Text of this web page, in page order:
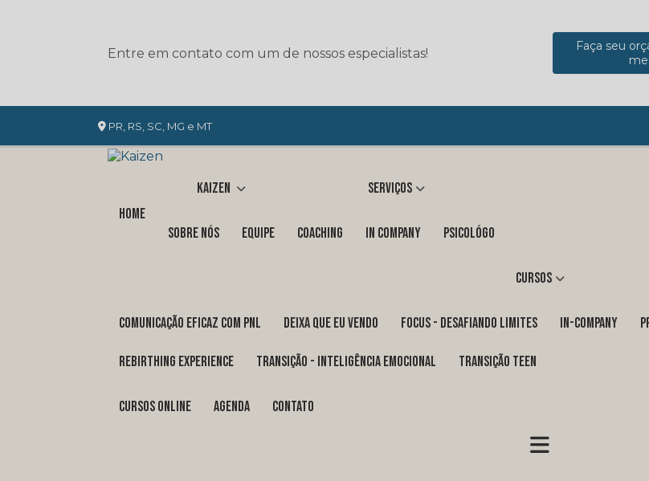
Entre em contato com um de nossos especialistas!
Faça seu
PR, RS, SC, MG e MT
Home
Kaizen
Sobre nós Equipe
Serviços
Coaching in company Psicológo
Cursos
COMUNICAÇÃO EFICAZ COM PNL DEIXA QUE EU VENDO FOCUS - DESAFIANDO LIMITES In-Company
REBIRTHING EXPERIENCE TRANSIÇÃO - INTELIGÊNCIA EMOCIONAL TRANSIÇÃO TEEN
Cursos Online Agenda Contato